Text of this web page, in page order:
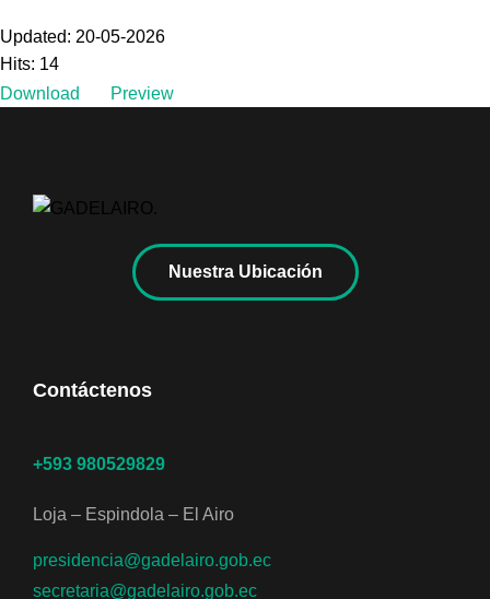
Updated: 20-05-2026
Hits: 14
Download
Preview
Nuestra Ubicación
Contáctenos
+593 980529829
Loja – Espindola – El Airo
presidencia@gadelairo.gob.ec
secretaria@gadelairo.gob.ec